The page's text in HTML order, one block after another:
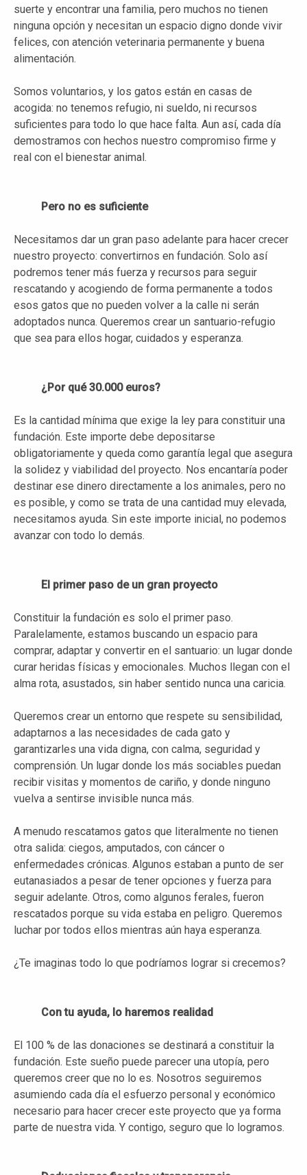
suerte y encontrar una familia, pero muchos no tienen
ninguna opción y necesitan un espacio digno donde vivir
felices, con atención veterinaria permanente y buena
alimentación.
Somos voluntarios, y los gatos están en casas de
acogida: no tenemos refugio, ni sueldo, ni recursos
suficientes para todo lo que hace falta. Aun así, cada día
demostramos con hechos nuestro compromiso firme y
real con el bienestar animal.
Pero no es suficiente
Necesitamos dar un gran paso adelante para hacer crecer
nuestro proyecto: convertirnos en fundación. Solo así
podremos tener más fuerza y recursos para seguir
rescatando y acogiendo de forma permanente a todos
esos gatos que no pueden volver a la calle ni serán
adoptados nunca. Queremos crear un santuario-refugio
que sea para ellos hogar, cuidados y esperanza.
¿Por qué 30.000 euros?
Es la cantidad mínima que exige la ley para constituir una
fundación. Este importe debe depositarse
obligatoriamente y queda como garantía legal que asegura
la solidez y viabilidad del proyecto. Nos encantaría poder
destinar ese dinero directamente a los animales, pero no
es posible, y como se trata de una cantidad muy elevada,
necesitamos ayuda. Sin este importe inicial, no podemos
avanzar con todo lo demás.
El primer paso de un gran proyecto
Constituir la fundación es solo el primer paso.
Paralelamente, estamos buscando un espacio para
comprar, adaptar y convertir en el santuario: un lugar donde
curar heridas físicas y emocionales. Muchos llegan con el
alma rota, asustados, sin haber sentido nunca una caricia.
Queremos crear un entorno que respete su sensibilidad,
adaptarnos a las necesidades de cada gato y
garantizarles una vida digna, con calma, seguridad y
comprensión. Un lugar donde los más sociables puedan
recibir visitas y momentos de cariño, y donde ninguno
vuelva a sentirse invisible nunca más.
A menudo rescatamos gatos que literalmente no tienen
otra salida: ciegos, amputados, con cáncer o
enfermedades crónicas. Algunos estaban a punto de ser
eutanasiados a pesar de tener opciones y fuerza para
seguir adelante. Otros, como algunos ferales, fueron
rescatados porque su vida estaba en peligro. Queremos
luchar por todos ellos mientras aún haya esperanza.
¿Te imaginas todo lo que podríamos lograr si crecemos?
Con tu ayuda, lo haremos realidad
El 100 % de las donaciones se destinará a constituir la
fundación. Este sueño puede parecer una utopía, pero
queremos creer que no lo es. Nosotros seguiremos
asumiendo cada día el esfuerzo personal y económico
necesario para hacer crecer este proyecto que ya forma
parte de nuestra vida. Y contigo, seguro que lo logramos.